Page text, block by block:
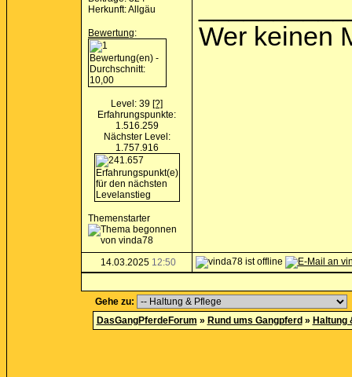
Herkunft: Allgäu
Bewertung:
Level: 39 [?]
Erfahrungspunkte:
1.516.259
Nächster Level:
1.757.916
Themenstarter
Wer keinen
14.03.2025 12:50
Gehe zu:
DasGangPferdeForum » Rund ums Gangpferd » Haltung